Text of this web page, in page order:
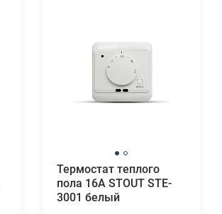
Термостат теплого
пола 16А STOUT STE-
3001 белый